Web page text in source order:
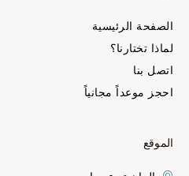
الصفحة الرئيسية
لماذا تختارنا؟
اتصل بنا
احجز موعداً مجانياً
الموقع